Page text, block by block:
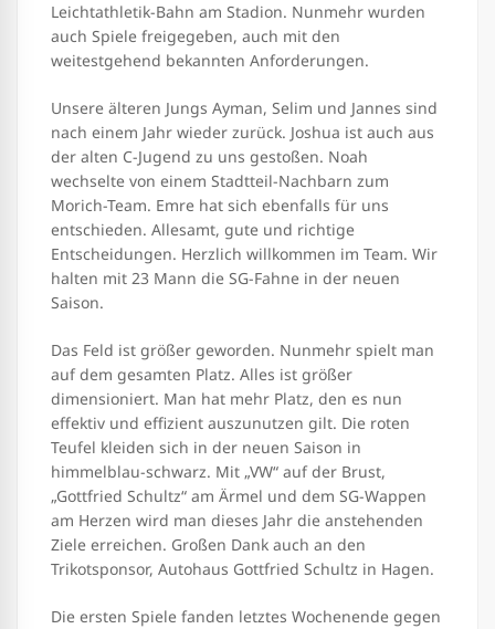
Leichtathletik-Bahn am Stadion. Nunmehr wurden
auch Spiele freigegeben, auch mit den
weitestgehend bekannten Anforderungen.
Unsere älteren Jungs Ayman, Selim und Jannes sind
nach einem Jahr wieder zurück. Joshua ist auch aus
der alten C-Jugend zu uns gestoßen. Noah
wechselte von einem Stadtteil-Nachbarn zum
Morich-Team. Emre hat sich ebenfalls für uns
entschieden. Allesamt, gute und richtige
Entscheidungen. Herzlich willkommen im Team. Wir
halten mit 23 Mann die SG-Fahne in der neuen
Saison.
Das Feld ist größer geworden. Nunmehr spielt man
auf dem gesamten Platz. Alles ist größer
dimensioniert. Man hat mehr Platz, den es nun
effektiv und effizient auszunutzen gilt. Die roten
Teufel kleiden sich in der neuen Saison in
himmelblau-schwarz. Mit „VW“ auf der Brust,
„Gottfried Schultz“ am Ärmel und dem SG-Wappen
am Herzen wird man dieses Jahr die anstehenden
Ziele erreichen. Großen Dank auch an den
Trikotsponsor, Autohaus Gottfried Schultz in Hagen.
Die ersten Spiele fanden letztes Wochenende gegen